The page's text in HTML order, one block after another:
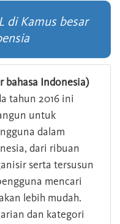
di Kamus besar
bahasa Indonesia)
tahun 2016 ini
untuk
dalam
dari ribuan
serta tersusun
mencari
lebih mudah.
dan kategori